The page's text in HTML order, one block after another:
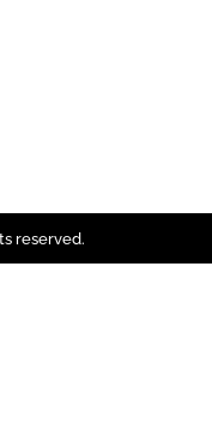
reserved.